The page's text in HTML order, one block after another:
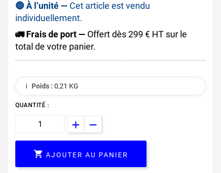
🔵 À l’unité — Cet article est vendu
individuellement.
🚛 Frais de port — Offert dès 299 € HT sur le
total de votre panier.
ℹ️ Poids : 0,21 KG
QUANTITÉ :
 AJOUTER AU PANIER